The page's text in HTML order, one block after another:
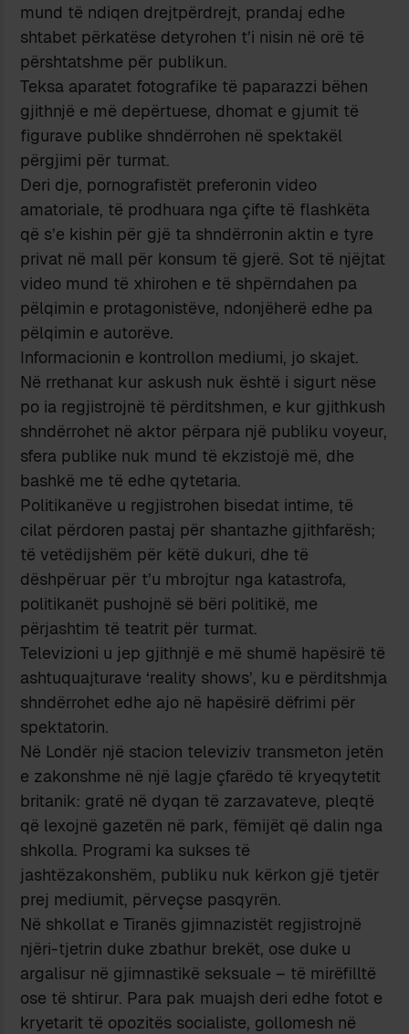
mund të ndiqen drejtpërdrejt, prandaj edhe
shtabet përkatëse detyrohen t’i nisin në orë të
përshtatshme për publikun.
Teksa aparatet fotografike të paparazzi bëhen
gjithnjë e më depërtuese, dhomat e gjumit të
figurave publike shndërrohen në spektakël
përgjimi për turmat.
Deri dje, pornografistët preferonin video
amatoriale, të prodhuara nga çifte të flashkëta
që s’e kishin për gjë ta shndërronin aktin e tyre
privat në mall për konsum të gjerë. Sot të njëjtat
video mund të xhirohen e të shpërndahen pa
pëlqimin e protagonistëve, ndonjëherë edhe pa
pëlqimin e autorëve.
Informacionin e kontrollon mediumi, jo skajet.
Në rrethanat kur askush nuk është i sigurt nëse
po ia regjistrojnë të përditshmen, e kur gjithkush
shndërrohet në aktor përpara një publiku voyeur,
sfera publike nuk mund të ekzistojë më, dhe
bashkë me të edhe qytetaria.
Politikanëve u regjistrohen bisedat intime, të
cilat përdoren pastaj për shantazhe gjithfarësh;
të vetëdijshëm për këtë dukuri, dhe të
dëshpëruar për t’u mbrojtur nga katastrofa,
politikanët pushojnë së bëri politikë, me
përjashtim të teatrit për turmat.
Televizioni u jep gjithnjë e më shumë hapësirë të
ashtuquajturave ‘reality shows’, ku e përditshmja
shndërrohet edhe ajo në hapësirë dëfrimi për
spektatorin.
Në Londër një stacion televiziv transmeton jetën
e zakonshme në një lagje çfarëdo të kryeqytetit
britanik: gratë në dyqan të zarzavateve, pleqtë
që lexojnë gazetën në park, fëmijët që dalin nga
shkolla. Programi ka sukses të
jashtëzakonshëm, publiku nuk kërkon gjë tjetër
prej mediumit, përveçse pasqyrën.
Në shkollat e Tiranës gjimnazistët regjistrojnë
njëri-tjetrin duke zbathur brekët, ose duke u
argalisur në gjimnastikë seksuale – të mirëfilltë
ose të shtirur. Para pak muajsh deri edhe fotot e
kryetarit të opozitës socialiste, gollomesh në